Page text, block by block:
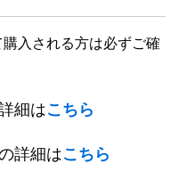
入される方は必ずご確
細はこちら
詳細はこちら